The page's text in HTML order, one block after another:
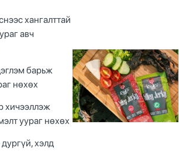
хангалттай
авч
барьж
нөхөх
хичээллэж
уураг нөхөх
хэлд